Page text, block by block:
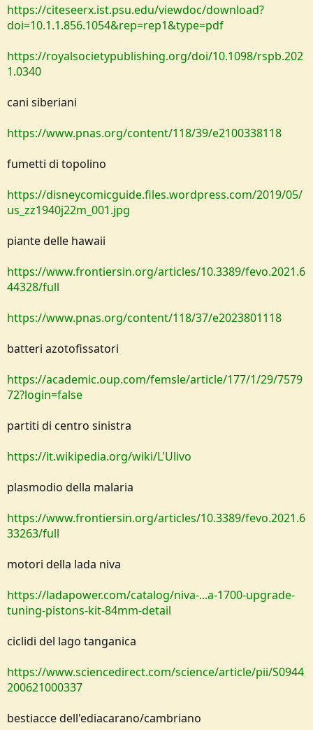
https://citeseerx.ist.psu.edu/viewdoc/download?
doi=10.1.1.856.1054&rep=rep1&type=pdf
https://royalsocietypublishing.org/doi/10.1098/rspb.202
1.0340
cani siberiani
https://www.pnas.org/content/118/39/e2100338118
fumetti di topolino
https://disneycomicguide.files.wordpress.com/2019/05/
us_zz1940j22m_001.jpg
piante delle hawaii
https://www.frontiersin.org/articles/10.3389/fevo.2021.6
44328/full
https://www.pnas.org/content/118/37/e2023801118
batteri azotofissatori
https://academic.oup.com/femsle/article/177/1/29/7579
72?login=false
partiti di centro sinistra
https://it.wikipedia.org/wiki/L'Ulivo
plasmodio della malaria
https://www.frontiersin.org/articles/10.3389/fevo.2021.6
33263/full
motori della lada niva
https://ladapower.com/catalog/niva-...a-1700-upgrade-
tuning-pistons-kit-84mm-detail
ciclidi del lago tanganica
https://www.sciencedirect.com/science/article/pii/S0944
200621000337
bestiacce dell'ediacarano/cambriano